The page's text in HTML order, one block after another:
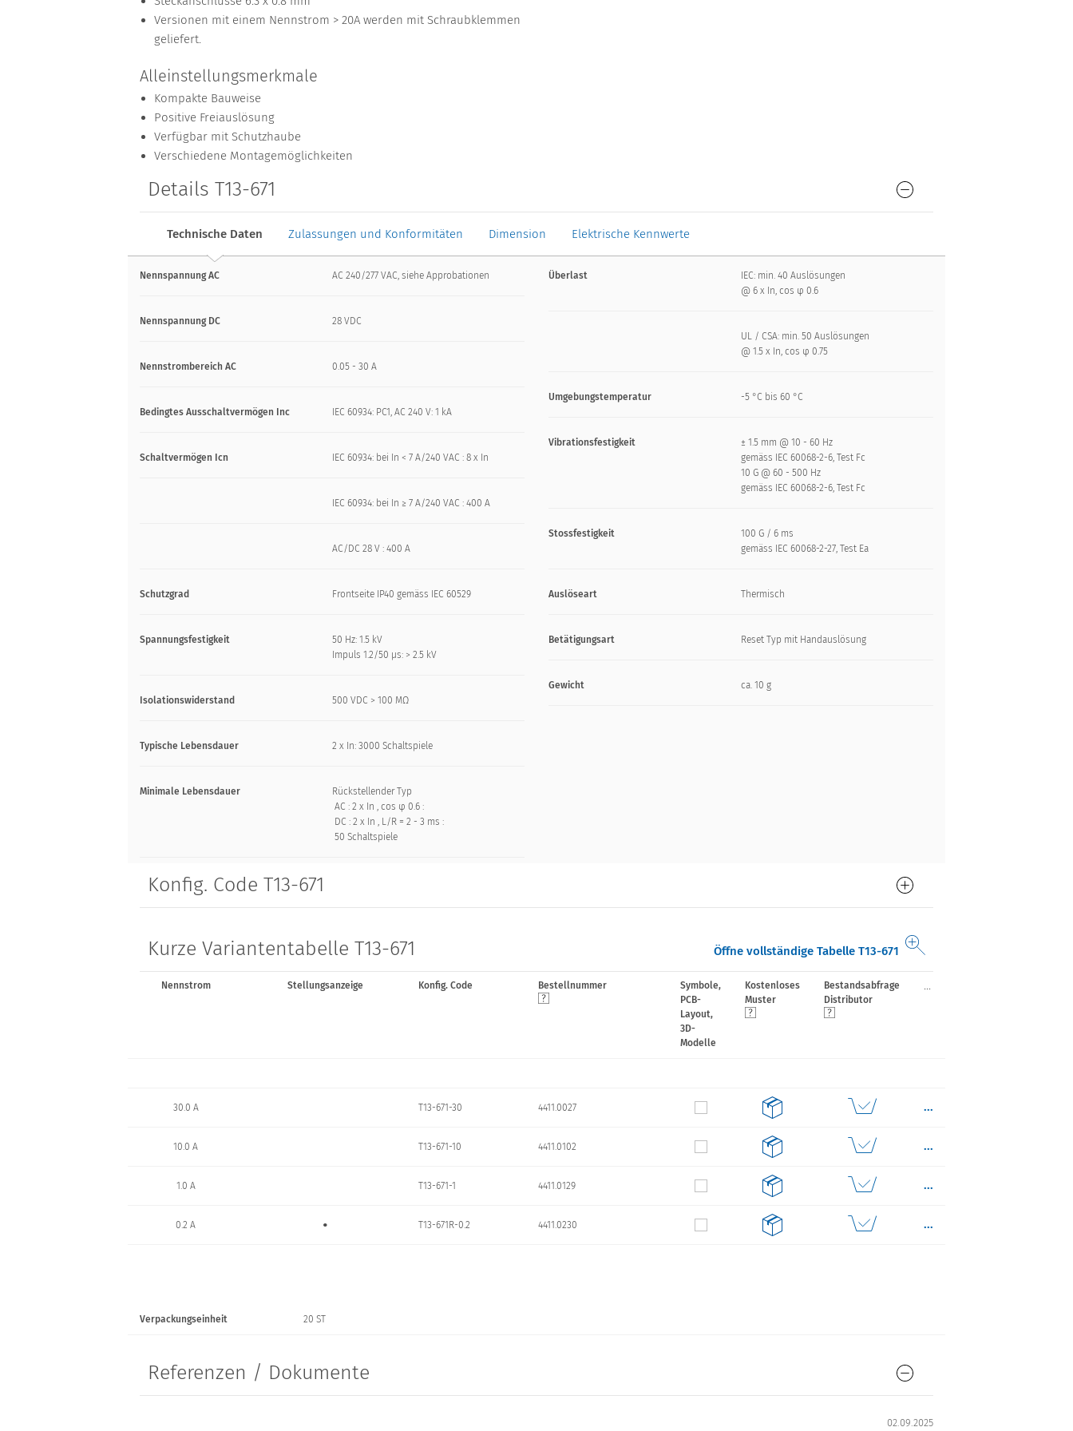
Versionen mit einem Nennstrom > 20A werden mit Schraubklemmen
geliefert.
Alleinstellungsmerkmale
Kompakte Bauweise
Positive Freiauslösung
Verfügbar mit Schutzhaube
Verschiedene Montagemöglichkeiten
Details T13-671
Technische Daten Zulassungen und Konformitäten Dimension Elektrische Kennwerte
Nennspannung AC AC 240/277 VAC, siehe Approbationen
Nennspannung DC 28 VDC
Nennstrombereich AC 0.05 - 30 A
Bedingtes Ausschaltvermögen Inc IEC 60934: PC1, AC 240 V: 1 kA
Schaltvermögen Icn IEC 60934: bei In < 7 A/240 VAC : 8 x In
IEC 60934: bei In ≥ 7 A/240 VAC : 400 A
AC/DC 28 V : 400 A
Schutzgrad Frontseite IP40 gemäss IEC 60529
Spannungsfestigkeit
50 Hz: 1.5 kV
Impuls 1.2/50 μs: > 2.5 kV
Isolationswiderstand 500 VDC > 100 MΩ
Typische Lebensdauer 2 x In: 3000 Schaltspiele
Minimale Lebensdauer
Rückstellender Typ
AC : 2 x In , cos φ 0.6 :
DC : 2 x In , L/R = 2 - 3 ms :
50 Schaltspiele
Überlast
IEC: min. 40 Auslösungen
@ 6 x In, cos φ 0.6
UL / CSA: min. 50 Auslösungen
@ 1.5 x In, cos φ 0.75
Umgebungstemperatur -5 °C bis 60 °C
Vibrationsfestigkeit
± 1.5 mm @ 10 - 60 Hz
gemäss IEC 60068-2-6, Test Fc
10 G @ 60 - 500 Hz
gemäss IEC 60068-2-6, Test Fc
Stossfestigkeit
100 G / 6 ms
gemäss IEC 60068-2-27, Test Ea
Auslöseart Thermisch
Betätigungsart Reset Typ mit Handauslösung
Gewicht ca. 10 g
Konfig. Code T13-671
Kurze Variantentabelle T13-671 Öffne vollständige Tabelle T13-671
Nennstrom Stellungsanzeige Konfig. Code Bestellnummer
Symbole,
PCB-
Layout,
3D-
Modelle
Kostenloses
Muster
Bestandsabfrage
Distributor
...
30.0 A T13-671-30 4411.0027 ...
10.0 A T13-671-10 4411.0102 ...
1.0 A T13-671-1 4411.0129 ...
0.2 A • T13-671R-0.2 4411.0230 ...
Verpackungseinheit 20 ST
Referenzen / Dokumente
02.09.2025